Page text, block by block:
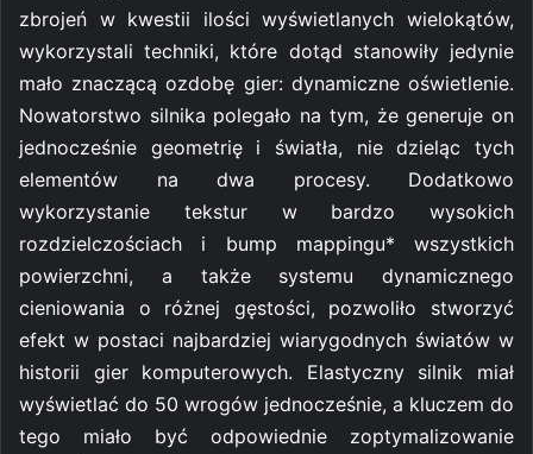
zbrojeń w kwestii ilości wyświetlanych wielokątów,
wykorzystali techniki, które dotąd stanowiły jedynie
mało znaczącą ozdobę gier: dynamiczne oświetlenie.
Nowatorstwo silnika polegało na tym, że generuje on
jednocześnie geometrię i światła, nie dzieląc tych
elementów na dwa procesy. Dodatkowo
wykorzystanie tekstur w bardzo wysokich
rozdzielczościach i bump mappingu* wszystkich
powierzchni, a także systemu dynamicznego
cieniowania o różnej gęstości, pozwoliło stworzyć
efekt w postaci najbardziej wiarygodnych światów w
historii gier komputerowych. Elastyczny silnik miał
wyświetlać do 50 wrogów jednocześnie, a kluczem do
tego miało być odpowiednie zoptymalizowanie